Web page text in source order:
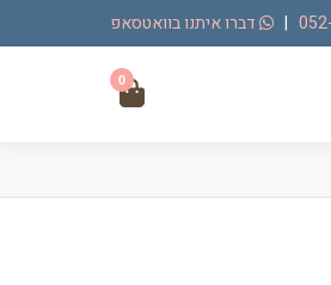
| דברו איתנו בוואטסאפ
0